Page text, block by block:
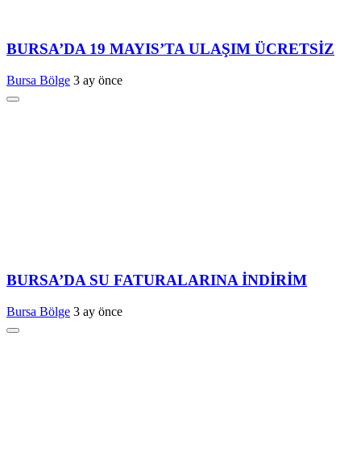
BURSA’DA 19 MAYIS’TA ULAŞIM ÜCRETSİZ
Bursa Bölge 3 ay önce
BURSA’DA SU FATURALARINA İNDİRİM
Bursa Bölge 3 ay önce